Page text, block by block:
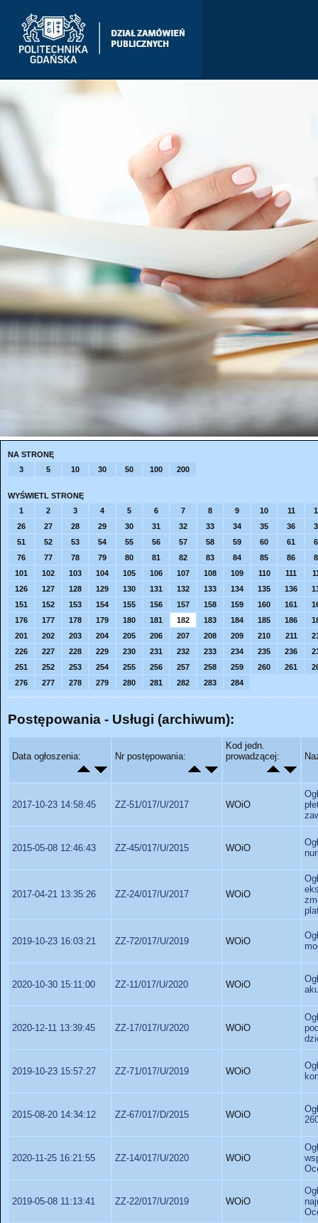
NA STRONĘ
3
5 10 30 50 100 200
WYŚWIETL STRONĘ
1
2 3 4 5 6 7 8 9 10 11
26
27 28 29 30 31 32 33 34 35 36
51
52 53 54 55 56 57 58 59 60 61
76
77 78 79 80 81 82 83 84 85 86
101
102 103 104 105 106 107 108 109 110 111
126
127 128 129 130 131 132 133 134 135 136
151
152 153 154 155 156 157 158 159 160 161
176
177 178 179 180 181 182 183 184 185 186
201
202 203 204 205 206 207 208 209 210 211
226
227 228 229 230 231 232 233 234 235 236
251
252 253 254 255 256 257 258 259 260 261
276
277 278 279 280 281 282 283 284
Postępowania - Usługi (archiwum):
Data ogłoszenia: Nr postępowania:
Kod jedn.
prowadzącej:
2017-10-23 14:58:45 ZZ-51/017/U/2017 WOiO
2015-05-08 12:46:43 ZZ-45/017/U/2015 WOiO
2017-04-21 13:35:26 ZZ-24/017/U/2017 WOiO
2019-10-23 16:03:21 ZZ-72/017/U/2019 WOiO
2020-10-30 15:11:00 ZZ-11/017/U/2020 WOiO
2020-12-11 13:39:45 ZZ-17/017/U/2020 WOiO
2019-10-23 15:57:27 ZZ-71/017/U/2019 WOiO
2015-08-20 14:34:12 ZZ-67/017/D/2015 WOiO
2020-11-25 16:21:55 ZZ-14/017/U/2020 WOiO
2019-05-08 11:13:41 ZZ-22/017/U/2019 WOiO